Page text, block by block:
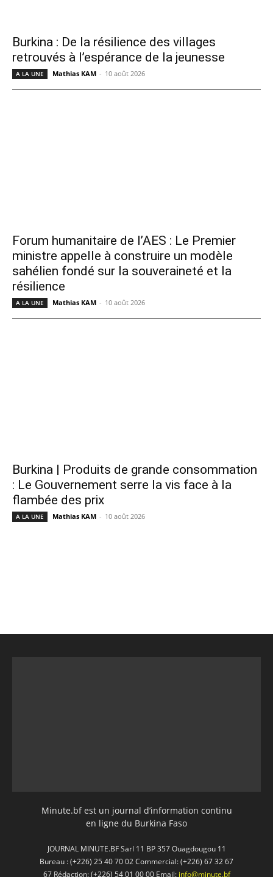
Burkina : De la résilience des villages
retrouvés à l’espérance de la jeunesse
A LA UNE Mathias KAM - 10 août 2026
Forum humanitaire de l’AES : Le Premier
ministre appelle à construire un modèle
sahélien fondé sur la souveraineté et la
résilience
A LA UNE Mathias KAM - 10 août 2026
Burkina | Produits de grande consommation
: Le Gouvernement serre la vis face à la
flambée des prix
A LA UNE Mathias KAM - 10 août 2026
Minute.bf est un journal d’information continu
en ligne du Burkina Faso
JOURNAL MINUTE.BF Sarl 11 BP 357 Ouagdougou 11
Bureau : (+226) 25 40 70 02 Commercial: (+226) 67 32 67
67 Rédaction: (+226) 54 01 00 00 Email: info@minute.bf